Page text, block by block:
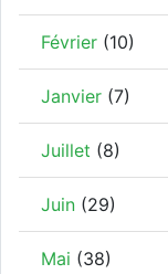
Février (10)
Janvier (7)
Juillet (8)
Juin (29)
Mai (38)